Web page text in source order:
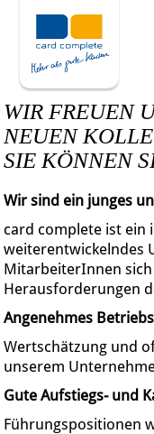
Stellenangebote
Was wir bieten
Wie bewerbe ich
WIR FREUEN
NEUEN
SIE KÖNNEN
Wir sind ein junges
card complete ist ein
weiterentwickelndes
MitarbeiterInnen
Herausforderungen
Angenehmes
Wertschätzung und
unserem
Gute Aufstiegs- und
Führungspositionen